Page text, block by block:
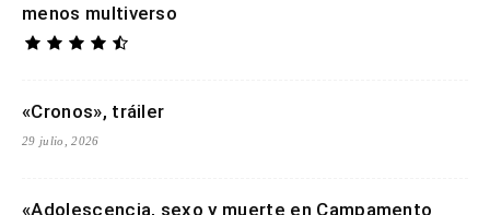
menos multiverso
«Cronos», tráiler
29 julio, 2026
«Adolescencia, sexo y muerte en Campamento